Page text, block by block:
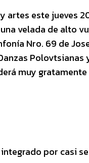
artes este jueves
velada de alto
Nro. 69 de
Polovtsianas
muy
por casi